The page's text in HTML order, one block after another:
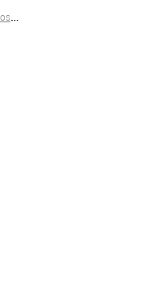
S
andália Salto Grosso